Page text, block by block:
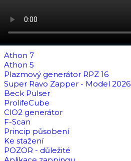
Athon 7
Athon 5
Plazmový generátor RPZ 16
Super Ravo Zapper - Model 2026
Beck Pulser
ProlifeCube
ClO2 generátor
F-Scan
Princip působení
Ke stažení
POZOR - důležité